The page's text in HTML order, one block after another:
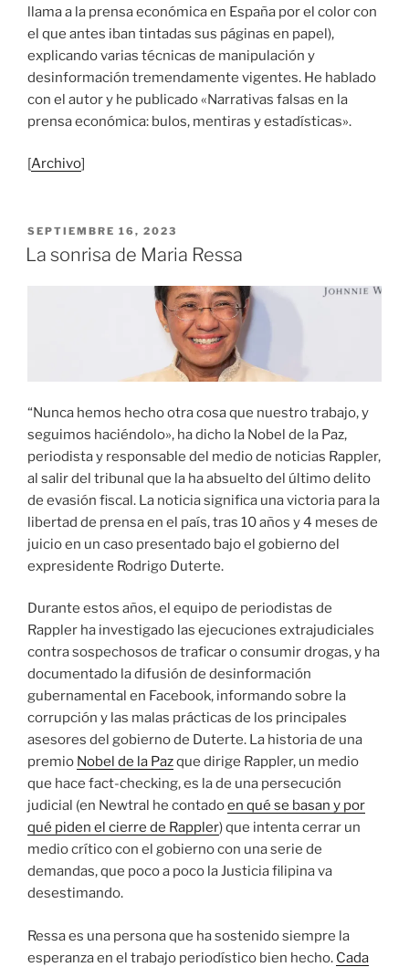
llama a la prensa económica en España por el color con
el que antes iban tintadas sus páginas en papel),
explicando varias técnicas de manipulación y
desinformación tremendamente vigentes. He hablado
con el autor y he publicado «Narrativas falsas en la
prensa económica: bulos, mentiras y estadísticas».
[Archivo]
PUBLICADO
EL
SEPTIEMBRE 16, 2023
La sonrisa de Maria Ressa
“Nunca hemos hecho otra cosa que nuestro trabajo, y
seguimos haciéndolo», ha dicho la Nobel de la Paz,
periodista y responsable del medio de noticias Rappler,
al salir del tribunal que la ha absuelto del último delito
de evasión fiscal. La noticia significa una victoria para la
libertad de prensa en el país, tras 10 años y 4 meses de
juicio en un caso presentado bajo el gobierno del
expresidente Rodrigo Duterte.
Durante estos años, el equipo de periodistas de
Rappler ha investigado las ejecuciones extrajudiciales
contra sospechosos de traficar o consumir drogas, y ha
documentado la difusión de desinformación
gubernamental en Facebook, informando sobre la
corrupción y las malas prácticas de los principales
asesores del gobierno de Duterte. La historia de una
premio Nobel de la Pazque dirige Rappler, un medio
que hace fact-checking, es la de una persecución
judicial (en Newtral he contadoen qué se basan y por
qué piden el cierre de Rappler) que intenta cerrar un
medio crítico con el gobierno con una serie de
demandas, que poco a poco la Justicia filipina va
desestimando.
Ressa es una persona que ha sostenido siempre la
esperanza en el trabajo periodístico bien hecho. Cada